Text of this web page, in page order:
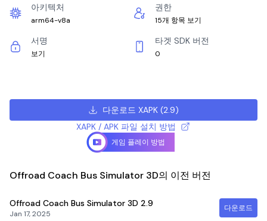
아키텍처
arm64-v8a
권한
15개 항목 보기
서명
보기
타겟 SDK 버전
0
다운로드 XAPK(2.9)
XAPK / APK 파일 설치 방법
게임 플레이 방법
Offroad Coach Bus Simulator 3D의 이전 버전
Offroad Coach Bus Simulator 3D 2.9
Jan 17, 2025
다운로드